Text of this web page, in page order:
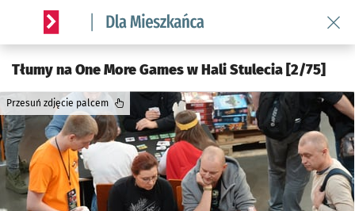
Serwis informacyjny wroclaw.pl podserwis: Dla mieszkańca
Tłumy na One More Games w Hali Stulecia [2/75]
Przesuń zdjęcie palcem